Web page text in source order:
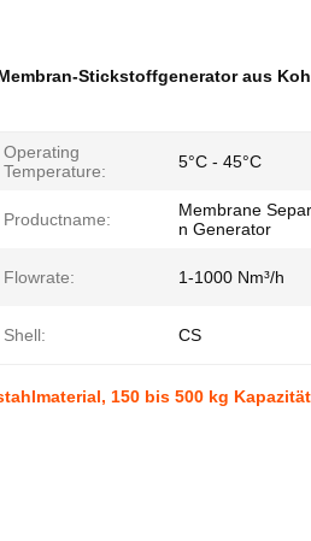
Stickstoffgenerator aus
Operating
Temperature:
5°C - 45°C
Productname:
Membrane
n Generator
Flowrate: 1-1000 Nm³/h
Shell: CS
150 bis 500 kg